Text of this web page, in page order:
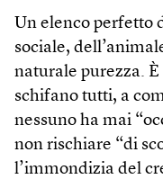
Un elenco perfetto
sociale,
naturale purezza.
schifano tutti, a
nessuno ha mai
non rischiare “di
l’immondizia del